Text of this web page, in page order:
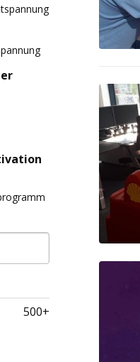
500+